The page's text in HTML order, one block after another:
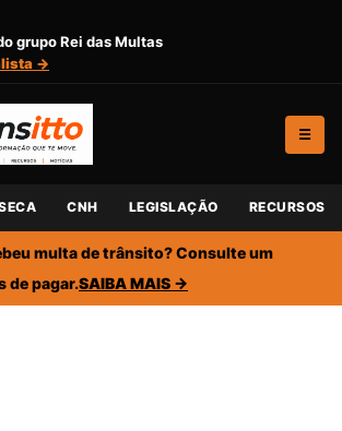
grupo Rei das Multas
→
☰
CNH LEGISLAÇÃO RECURSOS
multa de trânsito? Consulte um
de pagar.SAIBA MAIS →